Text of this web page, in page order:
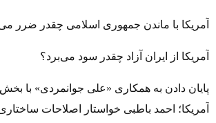
آمریکا با ماندن جمهوری اسلامی چقدر ضرر
آمریکا از ایران آزاد چقدر سود می‌برد؟
پایان دادن به همکاری «علی جوانمردی» با
آمریکا؛ احمد باطبی خواستار اصلاحات